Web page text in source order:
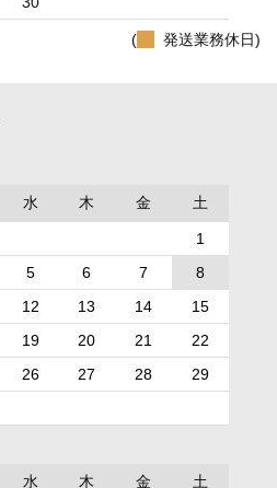
( 発送業務休日)
水 木 金 土
1
5 6 7
8
12 13 14
15
19 20 21
22
26 27 28
29
水 木 金 土